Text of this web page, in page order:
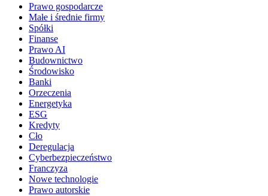
Prawo gospodarcze
Małe i średnie firmy
Spółki
Finanse
Prawo AI
Budownictwo
Środowisko
Banki
Orzeczenia
Energetyka
ESG
Kredyty
Cło
Deregulacja
Cyberbezpieczeństwo
Franczyza
Nowe technologie
Prawo autorskie